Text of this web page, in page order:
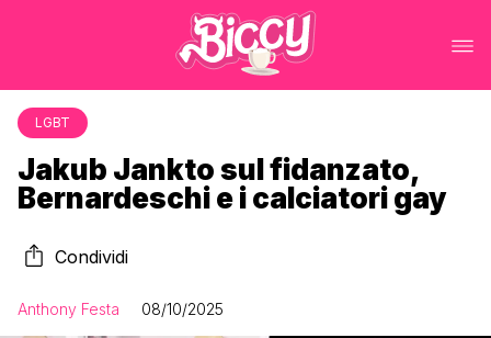
LGBT
Jakub Jankto sul fidanzato,
Bernardeschi e i calciatori gay
Condividi
Anthony Festa 08/10/2025